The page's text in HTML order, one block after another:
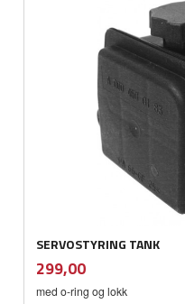
SERVOSTYRING TANK
Pris
299,00mva.
med o-ring og lokk